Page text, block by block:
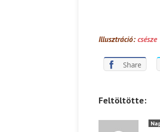
Illusztráció: csésze
Share
Feltöltötte: